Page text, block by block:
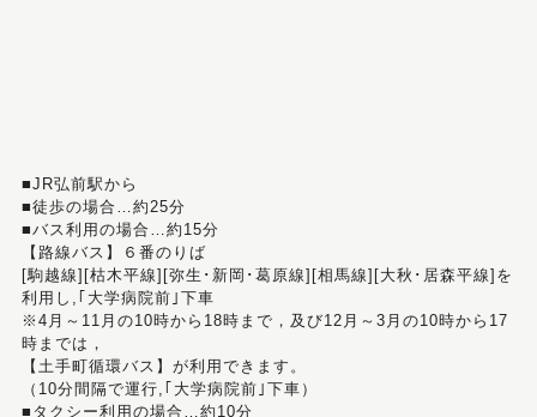
■JR弘前駅から
■徒歩の場合…約25分
■バス利用の場合…約15分
【路線バス】６番のりば
[駒越線][枯木平線][弥生･新岡･葛原線][相馬線][大秋･居森平線]を
利用し,｢大学病院前｣下車
※4月～11月の10時から18時まで，及び12月～3月の10時から17
時までは，
【土手町循環バス】が利用できます。
（10分間隔で運行,｢大学病院前｣下車）
■タクシー利用の場合…約10分